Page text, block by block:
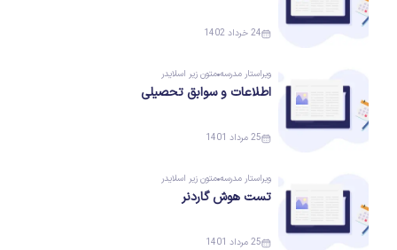
24 خرداد 1402
ویراستار مدرسه متون زیر اسلایدر
اطلاعات و سوابق تحصیلی
25 مرداد 1401
ویراستار مدرسه متون زیر اسلایدر
تست هوش گاردنر
25 مرداد 1401